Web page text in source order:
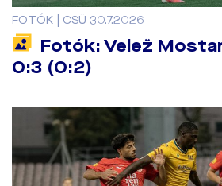
FOTÓK | CSÜ 30.7.2026
Fotók: Velež
0:3 (0:2)